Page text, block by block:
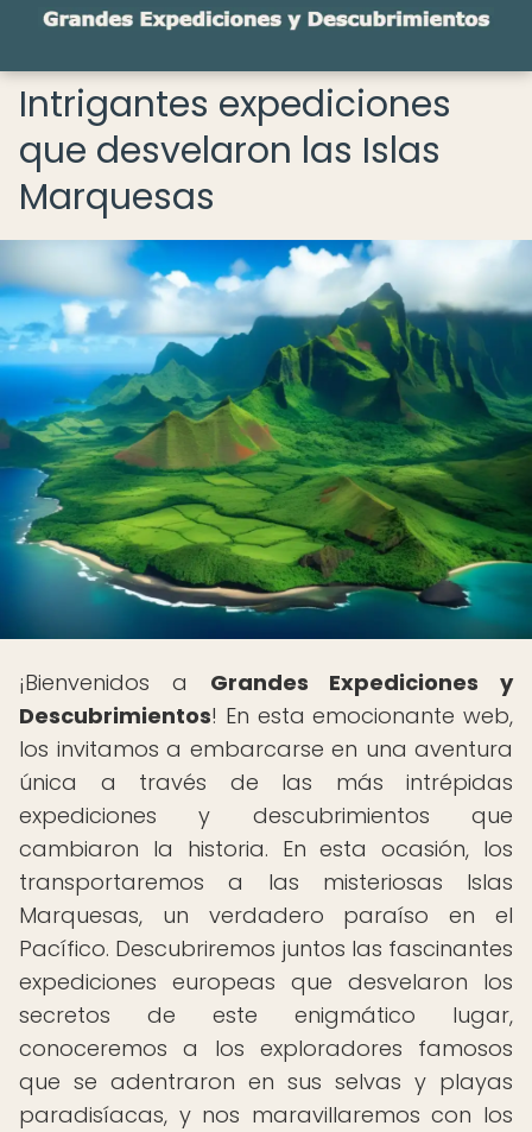
Intrigantes expediciones
que desvelaron las Islas
Marquesas
¡Bienvenidos a Grandes Expediciones y
Descubrimientos! En esta emocionante web,
los invitamos a embarcarse en una aventura
única a través de las más intrépidas
expediciones y descubrimientos que
cambiaron la historia. En esta ocasión, los
transportaremos a las misteriosas Islas
Marquesas, un verdadero paraíso en el
Pacífico. Descubriremos juntos las fascinantes
expediciones europeas que desvelaron los
secretos de este enigmático lugar,
conoceremos a los exploradores famosos
que se adentraron en sus selvas y playas
paradisíacas, y nos maravillaremos con los